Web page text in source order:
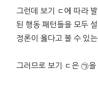
그런데 보기 ㄷ에 따라
된 행동 패턴들을 모두
정론이 옳다고 볼 수 있
그러므로 보기 ㄷ은 ㉠을